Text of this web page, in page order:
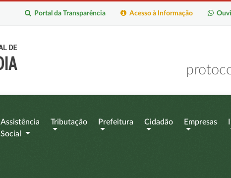
Acesso à Informação
Portal da Transparência
Assistência
Social
Tributação Prefeitura Cidadão Empresas